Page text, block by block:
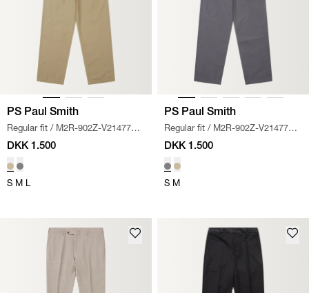
PS Paul Smith
Regular fit / M2R-902Z-V21477
BUKSER / KHAKI
DKK 1.500
S M L
PS Paul Smith
Regular fit / M2R-902Z-V21477
BUKSER / GRÅ
DKK 1.500
S M